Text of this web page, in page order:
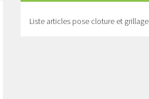
Liste articles pose cloture et grillage